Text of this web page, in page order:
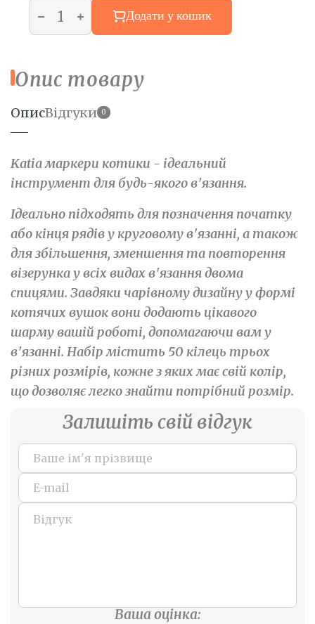
Додати у кошик
Опис товару
ОписВідгуки 0
Katia маркери котики - ідеальний
інструмент для будь-якого в'язання.
Ідеально підходять для позначення початку
або кінця рядів у круговому в'язанні, а також
для збільшення, зменшення та повторення
візерунка у всіх видах в'язання двома
спицями. Завдяки чарівному дизайну у формі
котячих вушок вони додають цікавого
шарму вашій роботі, допомагаючи вам у
в'язанні. Набір містить 50 кілець трьох
різних розмірів, кожне з яких має свій колір,
що дозволяє легко знайти потрібний розмір.
Залишіть свій відгук
Ваша оцінка: